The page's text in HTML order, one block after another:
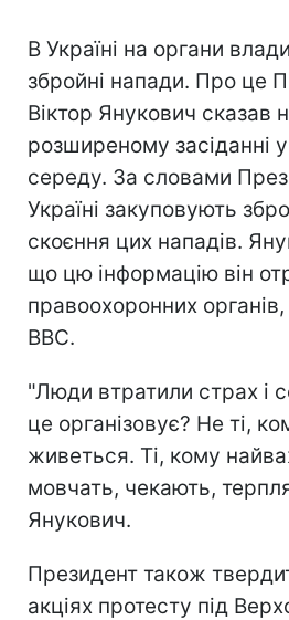
В Україні на органи
збройні напади. Про це
Віктор Янукович сказав
розширеному засіданні
середу. За словами
Україні закуповують
скоєння цих нападів.
що цю інформацію він
правоохоронних
BBC.
"Люди втратили страх і
це організовує? Не ті,
живеться. Ті, кому
мовчать, чекають,
Янукович.
Президент також
акціях протесту під